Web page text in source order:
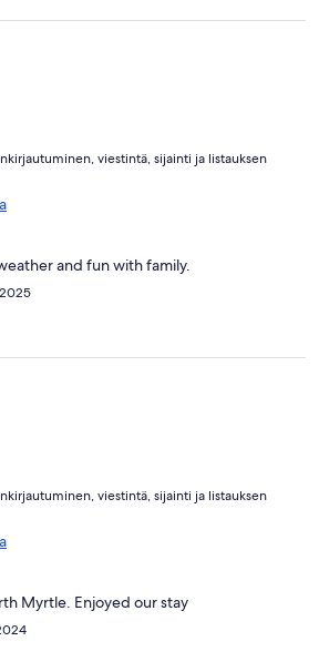
viestintä, sijainti ja listauksen
and fun with family.
viestintä, sijainti ja listauksen
Myrtle. Enjoyed our stay